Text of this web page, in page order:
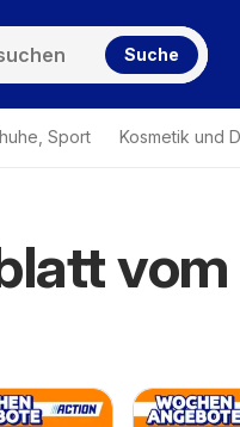
Suche
Sport Kosmetik und
vom